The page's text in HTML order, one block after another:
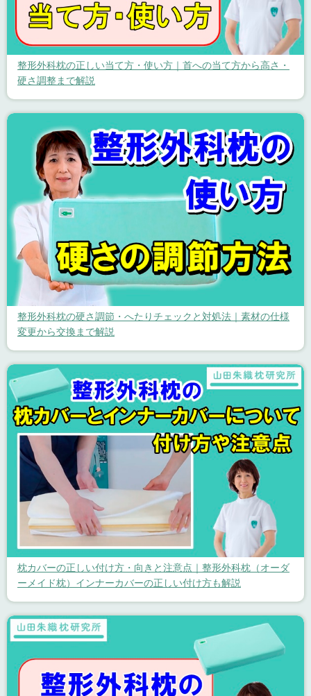
整形外科枕の正しい当て方・使い方｜首への当て方から高さ・
硬さ調整まで解説
整形外科枕の硬さ調節・へたりチェックと対処法｜素材の仕様
変更から交換まで解説
枕カバーの正しい付け方・向きと注意点｜整形外科枕（オーダ
ーメイド枕）インナーカバーの正しい付け方も解説